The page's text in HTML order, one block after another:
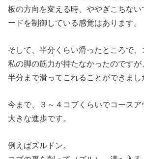
板の方向を変える時、ややぎこちな
ードを制御している感覚はあります。
そして、半分くらい滑ったところで、
私の脚の筋力が持たなかったのです
半分まで滑ってこれることができまし
今まで、３～４コブくらいでコースア
大きな進歩です。
例えばズルドン。